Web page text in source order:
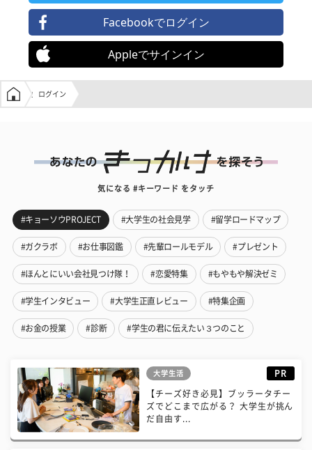
Facebookでログイン
Appleでサインイン
学生の窓口トップ
ログイン
気になる #キーワード をタッチ
#キョーソウPROJECT #大学生の社会見学 #留学ロードマップ
#ガクラボ #お仕事図鑑 #先輩ロールモデル #プレゼント
#ほんとにいい会社見つけ隊！ #恋愛特集 #もやもや解決ゼミ
#学生インタビュー #大学生正直レビュー #特集企画
#お金の授業 #診断 #学生の君に伝えたい３つのこと
大学生活 PR
【チーズ好き必見】ブッラータチー
ズでどこまで広がる？ 大学生が挑ん
だ自由す...